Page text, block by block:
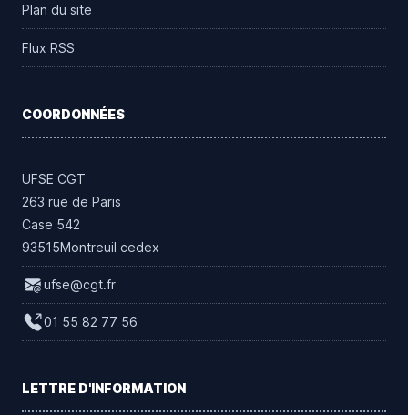
Plan du site
Flux RSS
COORDONNÉES
UFSE CGT
263 rue de Paris
Case 542
93515Montreuil cedex
ufse@cgt.fr
01 55 82 77 56
LETTRE D'INFORMATION